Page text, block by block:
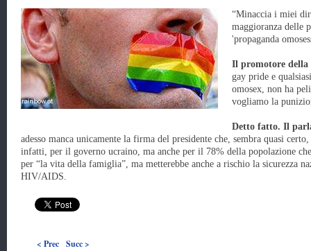
“Minaccia i miei
maggioranza delle
'propaganda
Il promotore della
gay pride e
omosex, non ha
vogliamo la
Detto fatto. Il
adesso manca unicamente la firma del presidente che, sembra quasi
infatti, per il governo ucraino, ma anche per il 78% della popolazione
per “la vita della famiglia”, ma metterebbe anche a rischio la sicurezza
HIV/AIDS.
< Prec Succ >